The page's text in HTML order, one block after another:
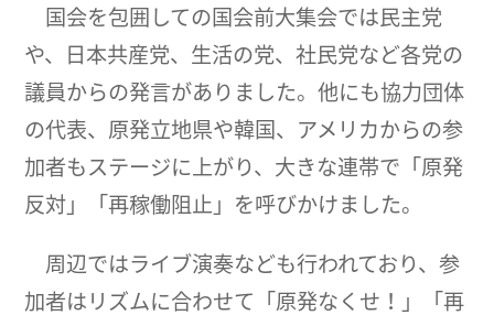
国会を包囲しての国会前大集会では民主党
や、日本共産党、生活の党、社民党など各党の
議員からの発言がありました。他にも協力団体
の代表、原発立地県や韓国、アメリカからの参
加者もステージに上がり、大きな連帯で「原発
反対」「再稼働阻止」を呼びかけました。
周辺ではライブ演奏なども行われており、参
加者はリズムに合わせて「原発なくせ！」「再